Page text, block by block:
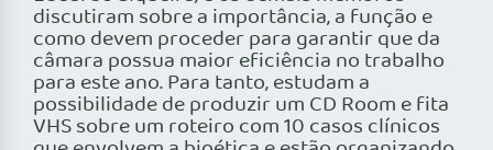
discutiram sobre a importância, a função e
como devem proceder para garantir que da
câmara possua maior eficiência no trabalho
para este ano. Para tanto, estudam a
possibilidade de produzir um CD Room e fita
VHS sobre um roteiro com 10 casos clínicos